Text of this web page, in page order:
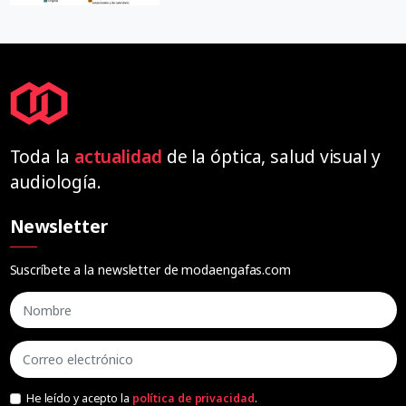
Toda la actualidad de la óptica, salud visual y
audiología.
Newsletter
Suscríbete a la newsletter de modaengafas.com
He leído y acepto la política de privacidad.